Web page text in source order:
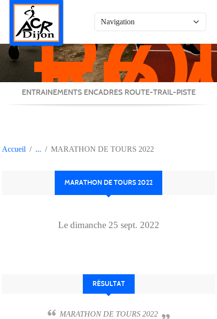
/
/
ENTRAINEMENTS ENCADRES ROUTE-TRAIL-PISTE
Accueil MARATHON DE TOURS 2022
MARATHON DE TOURS 2022
Le dimanche 25 sept. 2022
RÉSULTAT
MARATHON DE TOURS 2022
Panneau de gestion des cookies